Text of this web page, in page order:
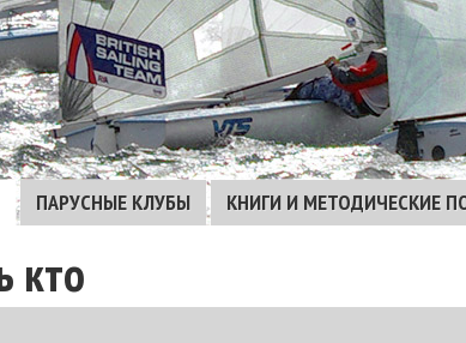
ПАРУСНЫЕ КЛУБЫ КНИГИ И МЕТОДИЧЕСКИЕ
кто